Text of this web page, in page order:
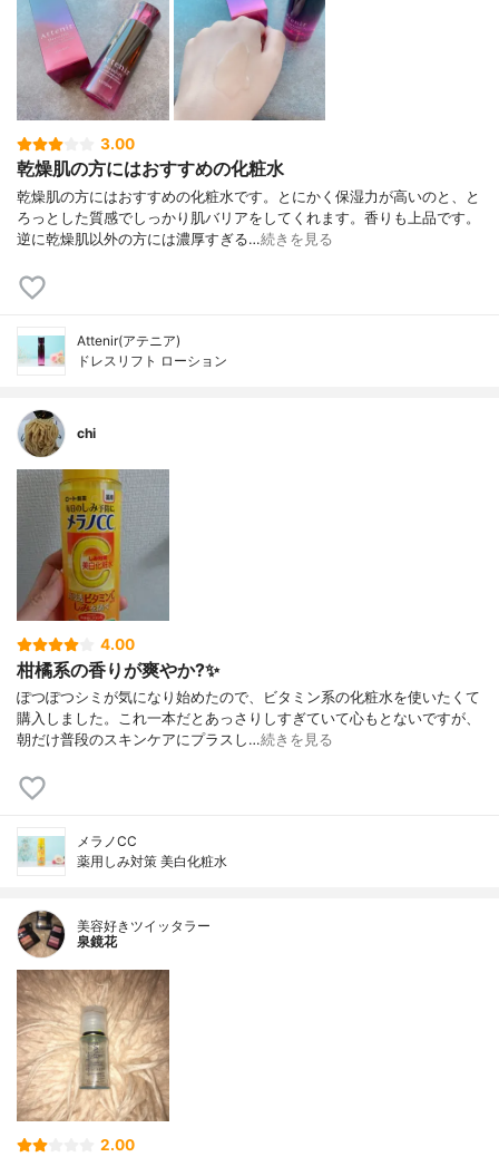
3.00
乾燥肌の方にはおすすめの化粧水
乾燥肌の方にはおすすめの化粧水です。とにかく保湿力が高いのと、と
ろっとした質感でしっかり肌バリアをしてくれます。香りも上品です。
逆に乾燥肌以外の方には濃厚すぎる…続きを見る
Attenir(アテニア)
ドレスリフト ローション
chi
4.00
柑橘系の香りが爽やか?✨
ぽつぽつシミが気になり始めたので、ビタミン系の化粧水を使いたくて
購入しました。これ一本だとあっさりしすぎていて心もとないですが、
朝だけ普段のスキンケアにプラスし…続きを見る
メラノCC
薬用しみ対策 美白化粧水
美容好きツイッタラー
泉鏡花
2.00